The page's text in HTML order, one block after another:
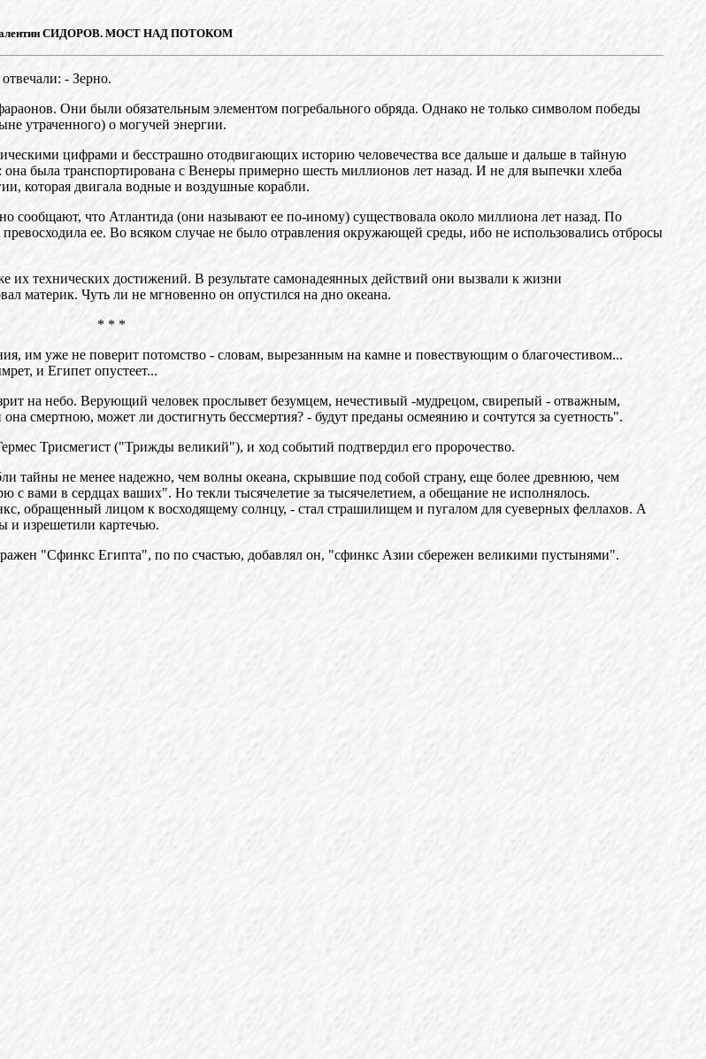
СИДОРОВ. МОСТ НАД ПОТОКОМ
- Зерно.
Они были обязательным элементом погребального обряда. Однако не только символом победы
утраченного) о могучей энергии.
цифрами и бесстрашно отодвигающих историю человечества все дальше и дальше в тайную
была транспортирована с Венеры примерно шесть миллионов лет назад. И не для выпечки хлеба
которая двигала водные и воздушные корабли.
сообщают, что Атлантида (они называют ее по-иному) существовала около миллиона лет назад. По
ее. Во всяком случае не было отравления окружающей среды, ибо не использовались отбросы
технических достижений. В результате самонадеянных действий они вызвали к жизни
материк. Чуть ли не мгновенно он опустился на дно океана.
* * *
им уже не поверит потомство - словам, вырезанным на камне и повествующим о благочестивом...
и Египет опустеет...
на небо. Верующий человек прослывет безумцем, нечестивый -мудрецом, свирепый - отважным,
смертною, может ли достигнуть бессмертия? - будут преданы осмеянию и сочтутся за суетность".
Трисмегист ("Трижды великий"), и ход событий подтвердил его пророчество.
тайны не менее надежно, чем волны океана, скрывшие под собой страну, еще более древнюю, чем
вами в сердцах ваших". Но текли тысячелетие за тысячелетием, а обещание не исполнялось.
обращенный лицом к восходящему солнцу, - стал страшилищем и пугалом для суеверных феллахов. А
и изрешетили картечью.
"Сфинкс Египта", по по счастью, добавлял он, "сфинкс Азии сбережен великими пустынями".